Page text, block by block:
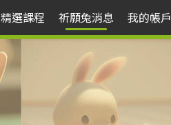
精選課程 祈願兔消息 我的帳戶